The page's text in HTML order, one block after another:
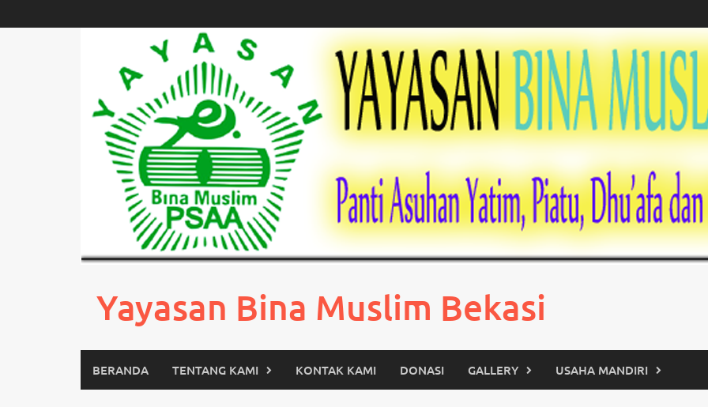
to
Yayasan Bina Muslim Bekasi
BERANDA TENTANG KAMI KONTAK KAMI DONASI GALLERY USAHA MANDIRI